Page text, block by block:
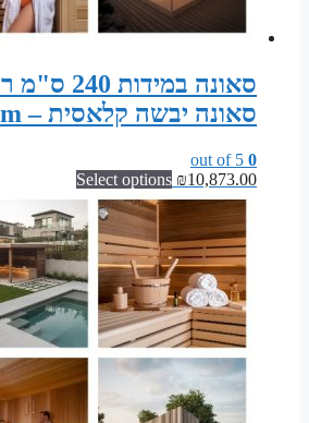
סאונה יבשה קלאסית – Sauna width 240 cm x depth 180 cm x height 200 cm
0
₪10,873.00
Select options